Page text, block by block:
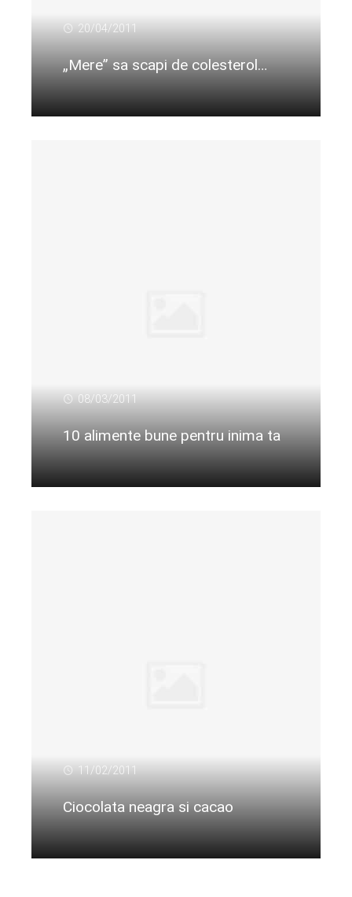
20/04/2011
„Mere” sa scapi de colesterol…
08/03/2011
10 alimente bune pentru inima ta
11/02/2011
Ciocolata neagra si cacao